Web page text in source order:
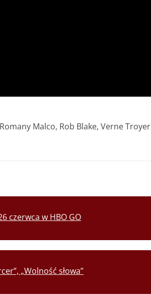
Malco, Rob Blake, Verne Troyer
czerwca w HBO GO
„Wolność słowa”